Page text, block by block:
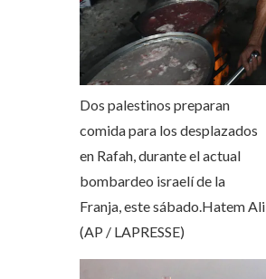
Dos palestinos preparan
comida para los desplazados
en Rafah, durante el actual
bombardeo israelí de la
Franja, este sábado.Hatem Ali
(AP / LAPRESSE)